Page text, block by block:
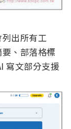
出所有工
、部落格標
寫文部分支援